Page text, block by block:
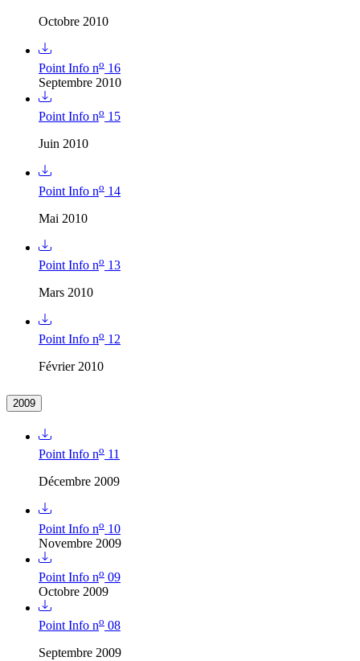
Octobre 2010
Point Info no 16
Septembre 2010
Point Info no 15
Juin 2010
Point Info no 14
Mai 2010
Point Info no 13
Mars 2010
Point Info no 12
Février 2010
2009
Point Info no 11
Décembre 2009
Point Info no 10
Novembre 2009
Point Info no 09
Octobre 2009
Point Info no 08
Septembre 2009